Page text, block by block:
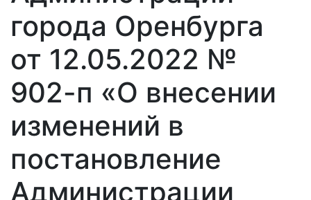
города Оренбурга
от 12.05.2022 №
902-п «О внесении
изменений в
постановление
Администрации